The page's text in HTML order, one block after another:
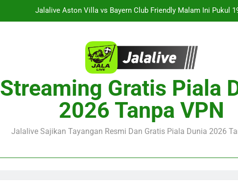
Jalalive Aston Villa vs Bayern Club Friendly Malam Ini Pukul
KuPS vs U Craiova Liga Eropa UEFA Malam Ini Pukul 22.00
Streaming Singapura vs Indonesia Piala ASEAN Malam
Jalalive Aston Villa vs Bayern Club Friendly Malam Ini Pukul
Persahabatan
Jalalive Streaming Monaco vs Getafe Club Friendly Dini Hari
Streaming Gratis Piala
2026 Tanpa VPN
Jalalive Sajikan Tayangan Resmi Dan Gratis Piala Dunia 2026